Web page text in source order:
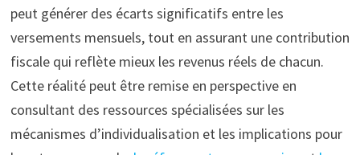
peut générer des écarts significatifs entre les
versements mensuels, tout en assurant une contribution
fiscale qui reflète mieux les revenus réels de chacun.
Cette réalité peut être remise en perspective en
consultant des ressources spécialisées sur les
mécanismes d’individualisation et les implications pour